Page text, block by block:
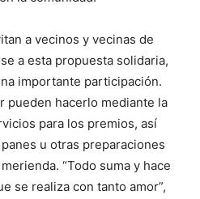
a vecinos y vecinas de
a esta propuesta solidaria,
importante participación.
pueden hacerlo mediante la
para los premios, así
u otras preparaciones
“Todo suma y hace
se realiza con tanto amor”,